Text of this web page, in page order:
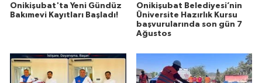
Onikişubat'ta Yeni Gündüz
Bakımevi Kayıtları Başladı!
Onikişubat Belediyesi’nin
Üniversite Hazırlık Kursu
başvurularında son gün 7
Ağustos